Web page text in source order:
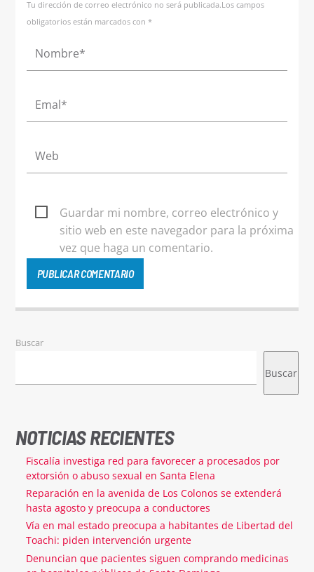
Tu dirección de correo electrónico no será publicada.Los campos
obligatorios están marcados con *
Guardar mi nombre, correo electrónico y
sitio web en este navegador para la próxima
vez que haga un comentario.
Buscar
Buscar
NOTICIAS RECIENTES
Fiscalía investiga red para favorecer a procesados por
extorsión o abuso sexual en Santa Elena
Reparación en la avenida de Los Colonos se extenderá
hasta agosto y preocupa a conductores
Vía en mal estado preocupa a habitantes de Libertad del
Toachi: piden intervención urgente
Denuncian que pacientes siguen comprando medicinas